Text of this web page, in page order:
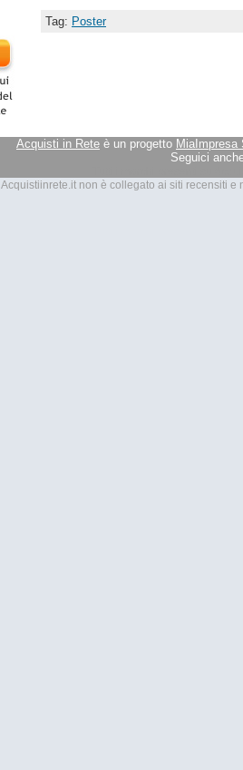
Tag: Poster
Acquisti in Rete è un progetto MiaImpresa
Seguici
Acquistiinrete.it non è collegato ai siti recensiti